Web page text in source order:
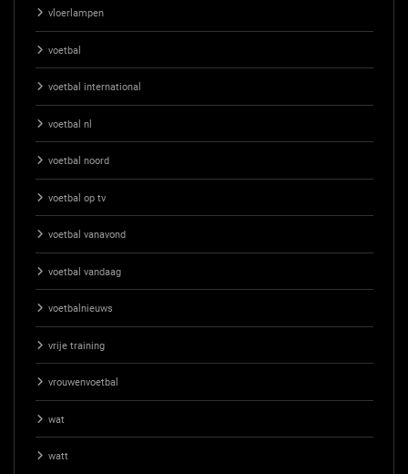
vloerlampen
voetbal
voetbal international
voetbal nl
voetbal noord
voetbal op tv
voetbal vanavond
voetbal vandaag
voetbalnieuws
vrije training
vrouwenvoetbal
wat
watt